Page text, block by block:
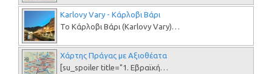
Karlovy Vary - Κάρλοβι Βάρι
Το Κάρλοβι Βάρι (Karlovy Vary)…
Χάρτης Πράγας με Αξιοθέατα
[su_spoiler title="1. Εβραϊκή…